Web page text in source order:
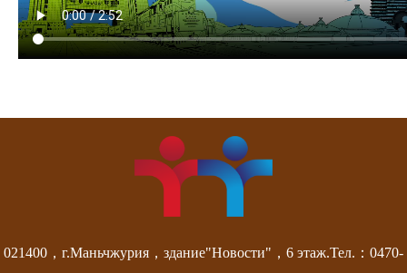
021400，г.Маньчжурия，здание"Новости"，6 этаж.Тел.：0470-